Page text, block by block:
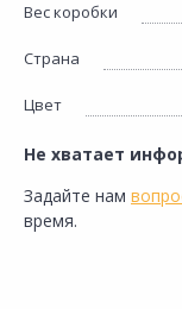
Вес коробки
Страна
Цвет
Не хватает
Задайте нам
время.